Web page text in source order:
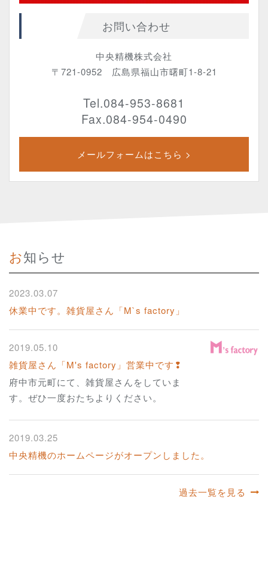
お問い合わせ
中央精機株式会社
〒721-0952 広島県福山市曙町1-8-21
Tel.084-953-8681
Fax.084-954-0490
メールフォームはこちら >
お知らせ
2023.03.07
休業中です。雑貨屋さん「M`s factory」
2019.05.10
雑貨屋さん「M's factory」営業中です❢
府中市元町にて、雑貨屋さんをしていま
す。ぜひ一度おたちよりください。
2019.03.25
中央精機のホームページがオープンしました。
過去一覧を見る